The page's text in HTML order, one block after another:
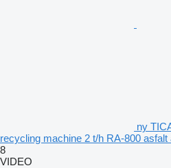
ny
recycling machine 2 t/h RA-800 asfalt
8
VIDEO